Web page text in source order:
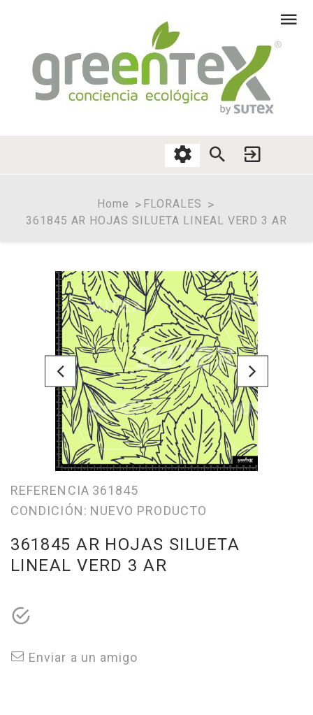
Home
FLORALES
361845 AR HOJAS SILUETA LINEAL VERD 3 AR
REFERENCIA 361845
CONDICIÓN: NUEVO PRODUCTO
361845 AR HOJAS SILUETA
LINEAL VERD 3 AR
Enviar a un amigo